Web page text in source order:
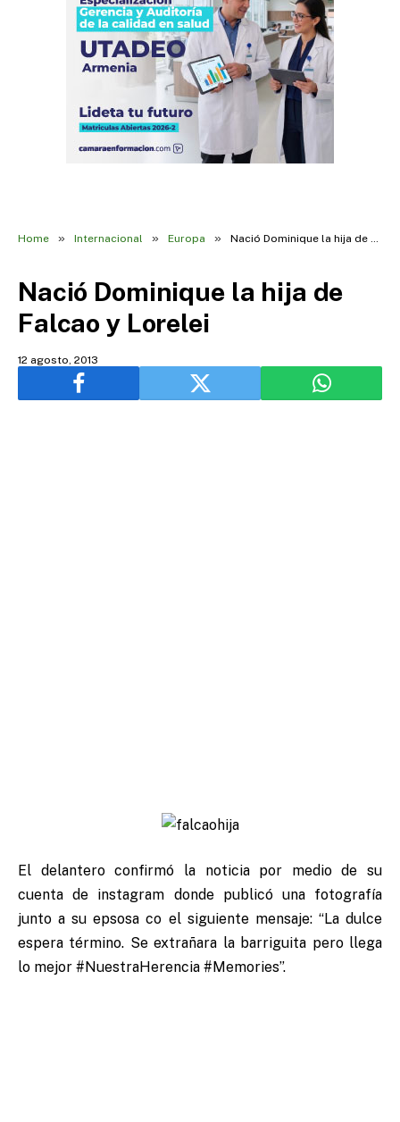
Home » Internacional » Europa » Nació Dominique la hija de Falcao y Lorelei
Nació Dominique la hija de
Falcao y Lorelei
12 agosto, 2013
El delantero confirmó la noticia por medio de su
cuenta de instagram donde publicó una fotografía
junto a su epsosa co el siguiente mensaje: “La dulce
espera término. Se extrañara la barriguita pero llega
lo mejor #NuestraHerencia #Memories”.